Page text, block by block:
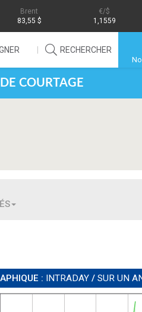
Brent
83,55 $
/$
1,1559
RECHERCHER
COURTAGE
: INTRADAY /SUR UN